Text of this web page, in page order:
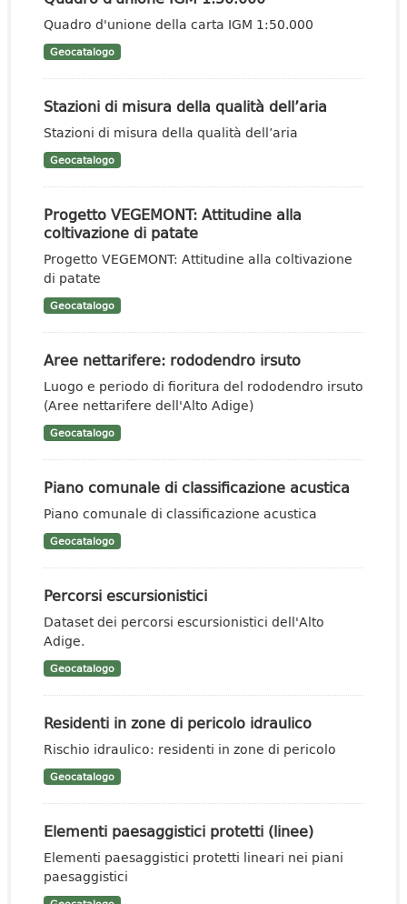
Quadro d'unione della carta IGM 1:50.000
Geocatalogo
Stazioni di misura della qualità dell’aria
Stazioni di misura della qualità dell’aria
Geocatalogo
Progetto VEGEMONT: Attitudine alla
coltivazione di patate
Progetto VEGEMONT: Attitudine alla coltivazione
di patate
Geocatalogo
Aree nettarifere: rododendro irsuto
Luogo e periodo di fioritura del rododendro irsuto
(Aree nettarifere dell'Alto Adige)
Geocatalogo
Piano comunale di classificazione acustica
Piano comunale di classificazione acustica
Geocatalogo
Percorsi escursionistici
Dataset dei percorsi escursionistici dell'Alto
Adige.
Geocatalogo
Residenti in zone di pericolo idraulico
Rischio idraulico: residenti in zone di pericolo
Geocatalogo
Elementi paesaggistici protetti (linee)
Elementi paesaggistici protetti lineari nei piani
paesaggistici